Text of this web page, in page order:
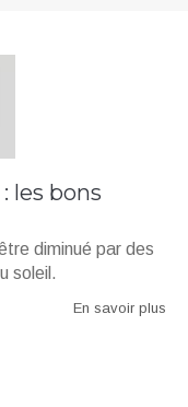
les bons
diminué par des
soleil.
En savoir plus